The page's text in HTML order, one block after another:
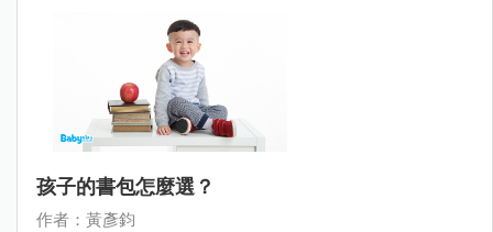
孩子的書包怎麼選？
作者：黃彥鈞